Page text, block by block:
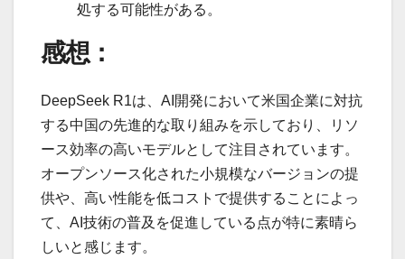
処する可能性がある。
感想：
DeepSeek R1は、AI開発において米国企業に対抗
する中国の先進的な取り組みを示しており、リソ
ース効率の高いモデルとして注目されています。
オープンソース化された小規模なバージョンの提
供や、高い性能を低コストで提供することによっ
て、AI技術の普及を促進している点が特に素晴ら
しいと感じます。